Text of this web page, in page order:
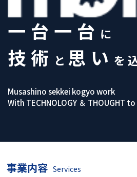
一台一台 に
技術 と 思い を
Musashino sekkei kogyo work
With TECHNOLOGY ＆ THOUGHT
事業内容 Services